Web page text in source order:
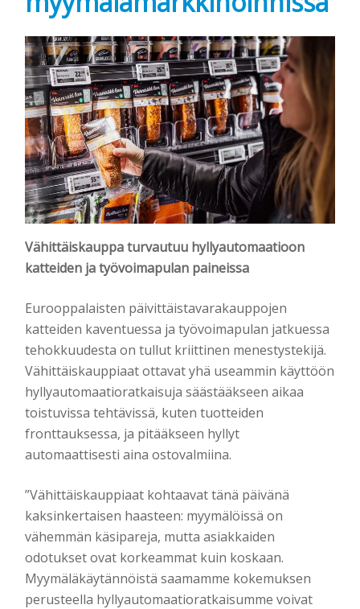
Vähittäiskauppa turvautuu hyllyautomaatioon
katteiden ja työvoimapulan paineissa
Eurooppalaisten päivittäistavarakauppojen
katteiden kaventuessa ja työvoimapulan jatkuessa
tehokkuudesta on tullut kriittinen menestystekijä.
Vähittäiskauppiaat ottavat yhä useammin käyttöön
hyllyautomaatioratkaisuja säästääkseen aikaa
toistuvissa tehtävissä, kuten tuotteiden
fronttauksessa, ja pitääkseen hyllyt
automaattisesti aina ostovalmiina.
”Vähittäiskauppiaat kohtaavat tänä päivänä
kaksinkertaisen haasteen: myymälöissä on
vähemmän käsipareja, mutta asiakkaiden
odotukset ovat korkeammat kuin koskaan.
Myymäläkäytännöistä saamamme kokemuksen
perusteella hyllyautomaatioratkaisumme voivat